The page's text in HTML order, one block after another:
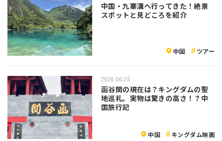
中国・九寨溝へ行ってきた！絶景
スポットと見どころを紹介
中国 ツアー
2026.06.25
函谷関の現在は？キングダムの聖
地巡礼。実物は驚きの高さ！？中
国旅行記
中国 キングダム映画